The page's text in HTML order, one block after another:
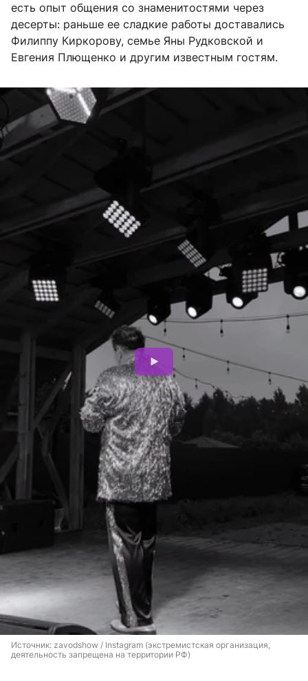
есть опыт общения со знаменитостями через
десерты: раньше ее сладкие работы доставались
Филиппу Киркорову, семье Яны Рудковской и
Евгения Плющенко и другим известным гостям.
Источник: zavodshow / Instagram (экстремистская организация,
деятельность запрещена на территории РФ)